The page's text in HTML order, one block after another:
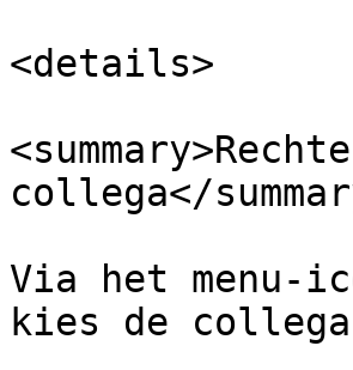
<details>
collega</
Via het menu-
kies de